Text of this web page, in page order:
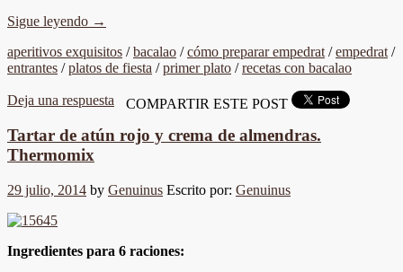
Sigue leyendo →
aperitivos exquisitos /bacalao /cómo preparar empedrat /empedrat /
entrantes /platos de fiesta /primer plato /recetas con bacalao
Deja una respuesta COMPARTIR ESTE POST
Tartar de atún rojo y crema de almendras.
Thermomix
29 julio, 2014 by Genuinus Escrito por: Genuinus
Ingredientes para 6 raciones: